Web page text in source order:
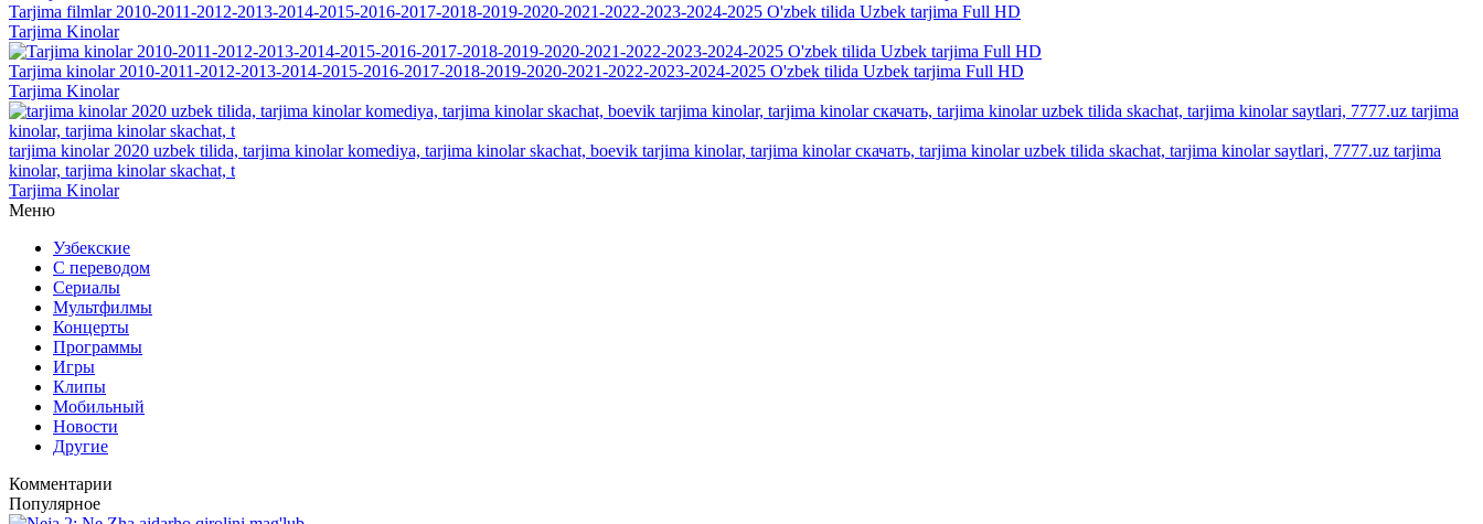
Tarjima filmlar 2010-2011-2012-2013-2014-2015-2016-2017-2018-2019-2020-2021-2022-2023-2024-2025 O'zbek tilida Uzbek tarjima Full HD
Tarjima Kinolar
Tarjima kinolar 2010-2011-2012-2013-2014-2015-2016-2017-2018-2019-2020-2021-2022-2023-2024-2025 O'zbek tilida Uzbek tarjima Full HD
Tarjima Kinolar
tarjima kinolar 2020 uzbek tilida, tarjima kinolar komediya, tarjima kinolar skachat, boevik tarjima kinolar, tarjima kinolar скачать, tarjima kinolar uzbek tilida skachat, tarjima kinolar saytlari, 7777.uz tarjima
kinolar, tarjima kinolar skachat, t
Tarjima Kinolar
Меню
Узбекские
С переводом
Сериалы
Мультфилмы
Концерты
Программы
Игры
Клипы
Мобильный
Новости
Другие
Комментарии
Популярное